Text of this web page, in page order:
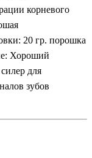
корневого
20 гр. порошка
Хороший
для
зубов